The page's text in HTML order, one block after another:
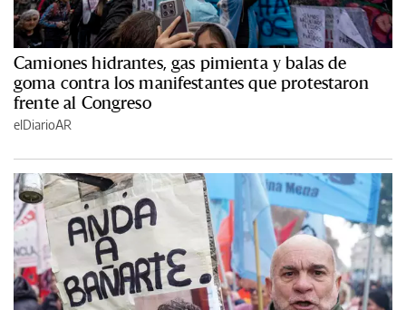
Camiones hidrantes, gas pimienta y balas de
goma contra los manifestantes que protestaron
frente al Congreso
elDiarioAR